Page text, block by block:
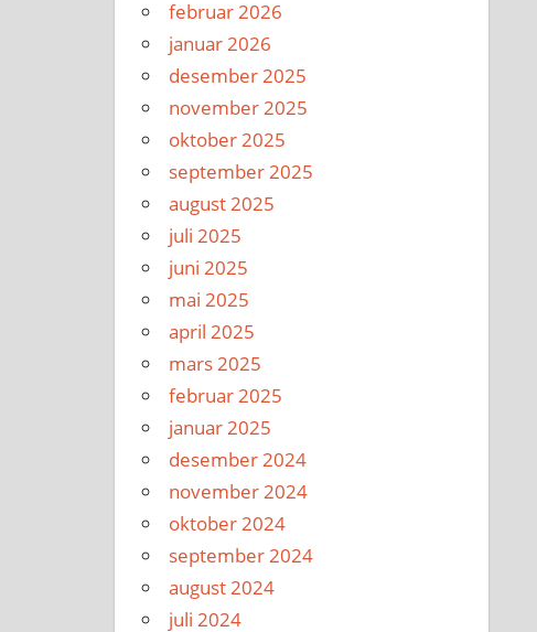
februar 2026
januar 2026
desember 2025
november 2025
oktober 2025
september 2025
august 2025
juli 2025
juni 2025
mai 2025
april 2025
mars 2025
februar 2025
januar 2025
desember 2024
november 2024
oktober 2024
september 2024
august 2024
juli 2024